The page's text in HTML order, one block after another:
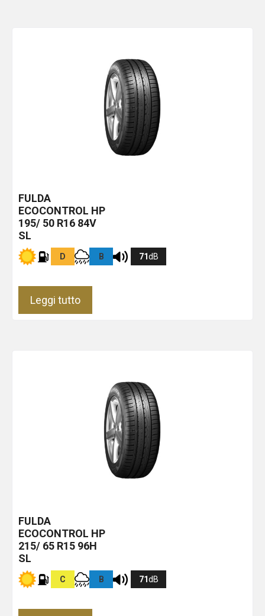
FULDA
ECOCONTROL HP
195/ 50 R16 84V
SL
D B 71dB
Leggi tutto
FULDA
ECOCONTROL HP
215/ 65 R15 96H
SL
C B 71dB